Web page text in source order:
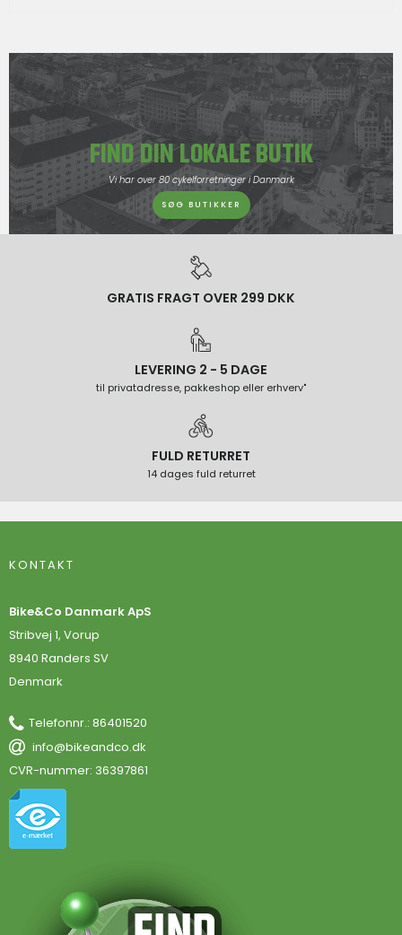
FIND DIN LOKALE BUTIK
Vi har over 80 cykelforretninger i Danmark
SØG BUTIKKER
GRATIS FRAGT OVER 299 DKK
LEVERING 2 - 5 DAGE
til privatadresse, pakkeshop eller erhverv"
FULD RETURRET
14 dages fuld returret
KONTAKT
Bike&Co Danmark ApS
Stribvej 1, Vorup
8940 Randers SV
Denmark
Telefonnr.: 86401520
info@bikeandco.dk
CVR-nummer: 36397861